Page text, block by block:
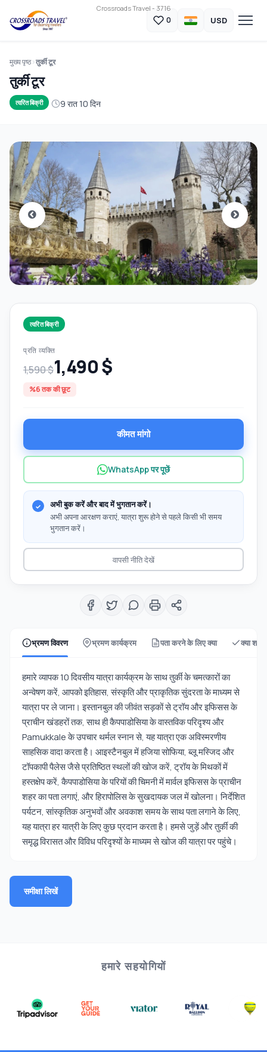
Crossroads Travel - 3716
0 USD
मुख्य पृष्ठ तुर्की टूर
तुर्की टूर
त्वरित बिक्री 9 रात 10 दिन
भ्रमण विवरण भ्रमण कार्यक्रम पता करने के लिए क्या क्या
हमारे व्यापक 10 दिवसीय यात्रा कार्यक्रम के साथ तुर्की के चमत्कारों का
अन्वेषण करें, आपको इतिहास, संस्कृति और प्राकृतिक सुंदरता के माध्यम से
यात्रा पर ले जाना। इस्तानबुल की जीवंत सड़कों से ट्रॉय और इफिसस के
प्राचीन खंडहरों तक, साथ ही कैपपाडोसिया के वास्तविक परिदृश्य और
Pamukkale के उपचार थर्मल स्नान से, यह यात्रा एक अविस्मरणीय
साहसिक वादा करता है। आइस्टैनबुल में हजिया सोफिया, ब्लू मस्जिद और
टॉपकापी पैलेस जैसे प्रतिष्ठित स्थलों की खोज करें, ट्रॉय के मिथकों में
हस्तक्षेप करें, कैपपाडोसिया के परियों की चिमनी में मार्वल इफिसस के प्राचीन
शहर का पता लगाएं, और हिरापोलिस के सुखदायक जल में खोलना। निर्देशित
पर्यटन, सांस्कृतिक अनुभवों और अवकाश समय के साथ पता लगाने के लिए,
यह यात्रा हर यात्री के लिए कुछ प्रदान करता है। हमसे जुड़ें और तुर्की की
समृद्ध विरासत और विविध परिदृश्यों के माध्यम से खोज की यात्रा पर पहुंचे।
समीक्षा लिखें
त्वरित बिक्री
प्रति व्यक्ति
1,590 $1,490 $
%6 तक की छूट
कीमत मांगो
WhatsApp पर पूछें
अभी बुक करें और बाद में भुगतान करें।
अभी अपना आरक्षण कराएं, यात्रा शुरू होने से पहले किसी भी समय
भुगतान करें।
वापसी नीति देखें
हमारे सहयोगियों